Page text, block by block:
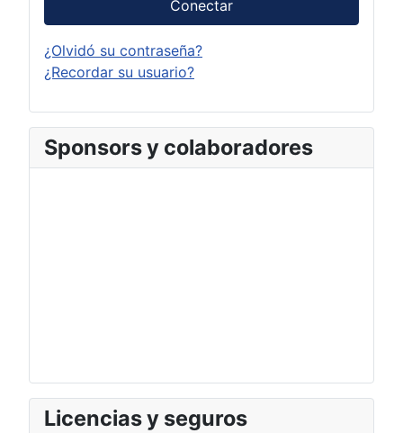
Conectar
¿Olvidó su contraseña?
¿Recordar su usuario?
Sponsors y colaboradores
Licencias y seguros